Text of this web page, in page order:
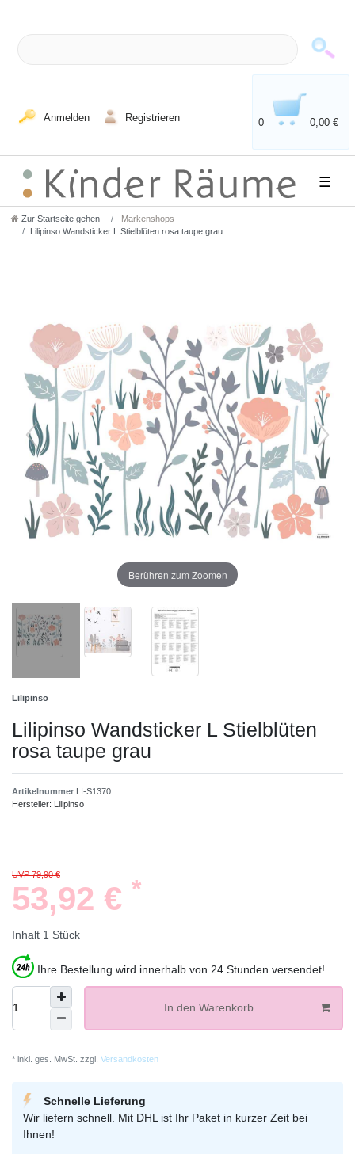
Anmelden Registrieren 0 0,00 €
☰
Zur Startseite gehen
Markenshops
Lilipinso Wandsticker L Stielblüten rosa taupe grau
Berühren zum Zoomen
Lilipinso
Lilipinso Wandsticker L Stielblüten
rosa taupe grau
Artikelnummer LI-S1370
Hersteller: Lilipinso
UVP 79,90 €
53,92 € *
Inhalt 1 Stück
Ihre Bestellung wird innerhalb von 24 Stunden versendet!
In den Warenkorb
* inkl. ges. MwSt. zzgl. Versandkosten
Schnelle Lieferung
Wir liefern schnell. Mit DHL ist Ihr Paket in kurzer Zeit bei
Ihnen!